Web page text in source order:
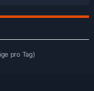
pro Tag)